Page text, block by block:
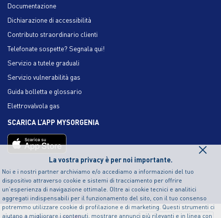
La vostra privacy è per noi importante.
Noi e i nostri partner archiviamo e/o accediamo a informazioni del tuo
dispositivo attraverso cookie e sistemi di tracciamento per offrire
un’esperienza di navigazione ottimale. Oltre ai cookie tecnici e analitici
aggregati indispensabili per il funzionamento del sito, con il tuo consenso
potremmo utilizzare cookie di profilazione e di marketing. Questi strumenti ci
aiutano a migliorare i contenuti, mostrare annunci più rilevanti e in linea con
×
Documentazione
Dichiarazione di accessibilità
Contributo straordinario clienti
Telefonate sospette? Segnala qui!
Servizio a tutele graduali
Servizio vulnerabilità gas
Guida bolletta e glossario
Elettrovalvola gas
SCARICA L’APP MYSORGENIA